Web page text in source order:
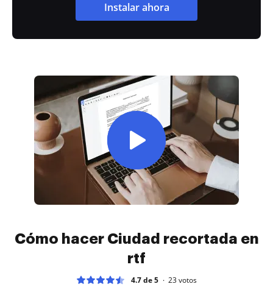
Instalar ahora
Cómo hacer Ciudad recortada en
rtf
4.7 de 5 23votos